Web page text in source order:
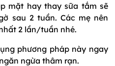
mặt hay thay sữa tắm sẽ
sau 2 tuần. Các mẹ nên
2 lần/tuần nhé.
phương pháp này ngay
ngừa thâm rạn.